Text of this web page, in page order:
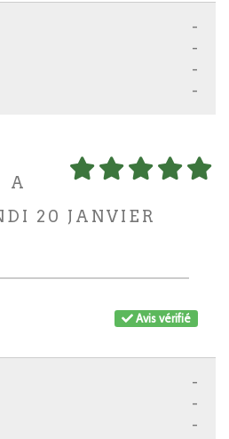
-
-
-
-
A
20 JANVIER
Avis vérifié
-
-
-